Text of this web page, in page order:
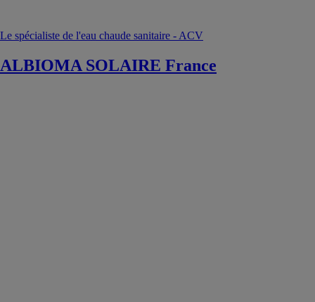
Le spécialiste de l'eau chaude sanitaire - ACV
ALBIOMA SOLAIRE France